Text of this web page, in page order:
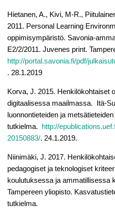
Hietanen, A., Kivi, M-R.,
2011. Personal Learning
oppimisympäristö. Savonia-
E2/2/2011. Juvenes print.
http://portal.savonia.fi/pdf/
. 28.1.2019
Korva, J. 2015. Henkilökohtaiset
digitaalisessa maailmassa. Itä-
luonnontieteiden ja
tutkielma. http://
20150883/. 24.1.2019.
Niinimäki, J. 2017.
pedagogiset ja teknologiset
koulutuksessa ja ammatillisessa
Tampereen yliopisto.
tutkielma.